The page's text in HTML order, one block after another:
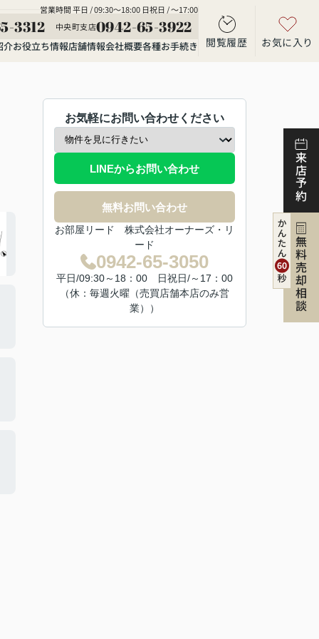
営業時間 平日 / 09:30～18:00 日祝日 / ～17:00
3312 中央町支店0942-65-3922
介お役立ち情報店舗情報会社概要各種お手続き 閲覧履歴 お気に入り
来店予約
無料売却相談
お気軽にお問い合わせください
LINEからお問い合わせ
無料お問い合わせ
お部屋リード 株式会社オーナーズ・リ
ード
0942-65-3050
平日/09:30～18：00 日祝日/～17：00
（休：毎週火曜（売買店舗本店のみ営
業））